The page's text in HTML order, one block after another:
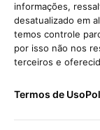
informações,
desatualizado em
temos controle
por isso não nos
terceiros e
Termos de Uso